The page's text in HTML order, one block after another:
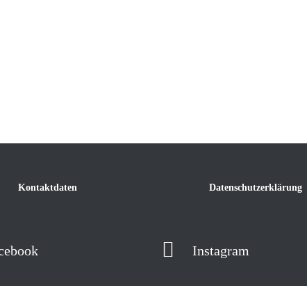
Kontaktdaten Datenschutzerklärung
Instagram